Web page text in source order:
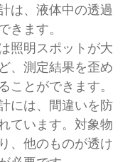
は、液体中の透過
きます。
照明スポットが大
、測定結果を歪め
ことができます。
には、間違いを防
ています。対象物
、他のものが透け